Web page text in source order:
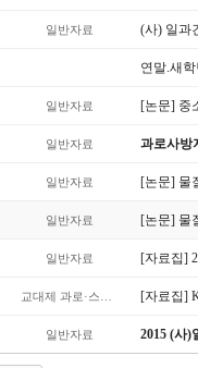
일반자료 (사) 일과
연말.새
일반자료 [논문] 중
일반자료 과로사방
일반자료 [논문] 물
일반자료 [논문] 물
일반자료 [자료집]
[자료집]
일반자료 2015 (사)